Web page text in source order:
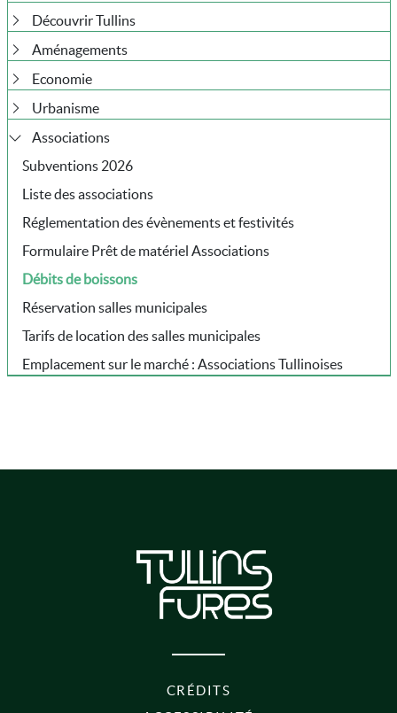
Découvrir Tullins
Aménagements
Economie
Urbanisme
Associations
Subventions 2026
Liste des associations
Réglementation des évènements et festivités
Formulaire Prêt de matériel Associations
Débits de boissons
Réservation salles municipales
Tarifs de location des salles municipales
Emplacement sur le marché : Associations Tullinoises
CRÉDITS